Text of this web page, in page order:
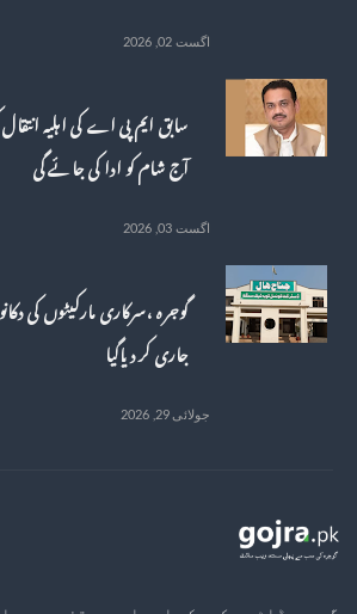
اگست 02, 2026
سابق ایم پی اے کی اہلیہ انتقال
آج شام کو ادا کی جائے گی
اگست 03, 2026
گوجرہ ، سرکاری مارکیٹوں کی
جاری کر دیاگیا
جولائی 29, 2026